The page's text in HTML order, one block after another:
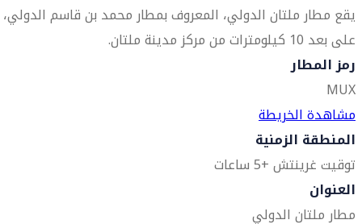
يقع مطار ملتان الدولي، المعروف بمطار محمد بن قاسم الدولي،
على بعد 10 كيلومترات من مركز مدينة ملتان.
رمز المطار
MUX
مشاهدة الخريطة
المنطقة الزمنية
توقيت غرينتش +5 ساعات
العنوان
مطار ملتان الدولي